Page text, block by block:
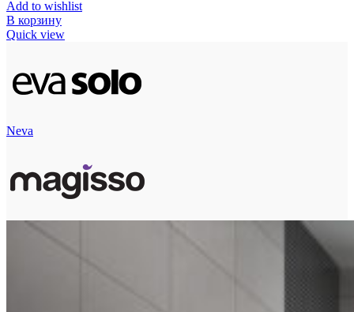
Add to wishlist
В корзину
Quick view
Neva